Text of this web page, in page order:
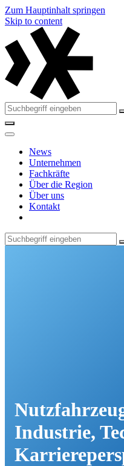
Zum Hauptinhalt springen
Skip to content
News
Unternehmen
Fachkräfte
Über die Region
Über uns
Kontakt
Industrie,